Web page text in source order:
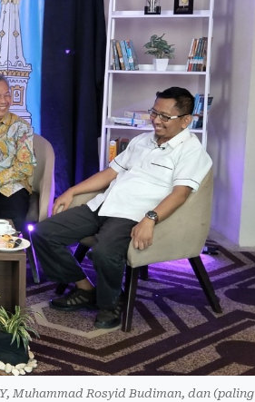
Muhammad Rosyid Budiman, dan (paling